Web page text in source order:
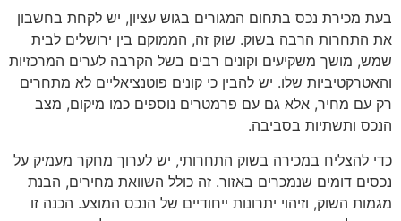
בעת מכירת נכס בתחום המגורים בגוש עציון, יש לקחת בחשבון
את התחרות הרבה בשוק. שוק זה, הממוקם בין ירושלים לבית
שמש, מושך משקיעים וקונים רבים בשל הקרבה לערים המרכזיות
והאטרקטיביות שלו. יש להבין כי קונים פוטנציאליים לא מתחרים
רק עם מחיר, אלא גם עם פרמטרים נוספים כמו מיקום, מצב
הנכס ותשתיות בסביבה.
כדי להצליח במכירה בשוק התחרותי, יש לערוך מחקר מעמיק על
נכסים דומים שנמכרים באזור. זה כולל השוואת מחירים, הבנת
מגמות השוק, וזיהוי יתרונות ייחודיים של הנכס המוצע. הכנה זו